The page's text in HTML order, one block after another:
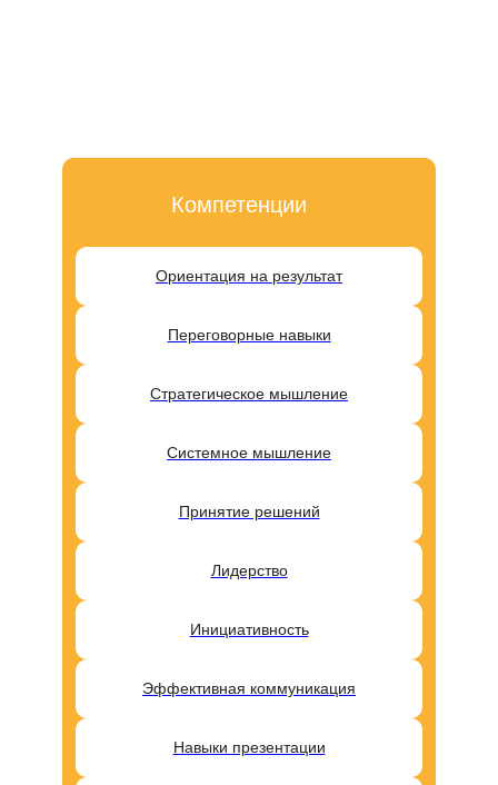
Ориентация на результат
Переговорные навыки
Стратегическое мышление
Системное мышление
Принятие решений
Лидерство
Инициативность
Эффективная коммуникация
Навыки презентации
Компетенции